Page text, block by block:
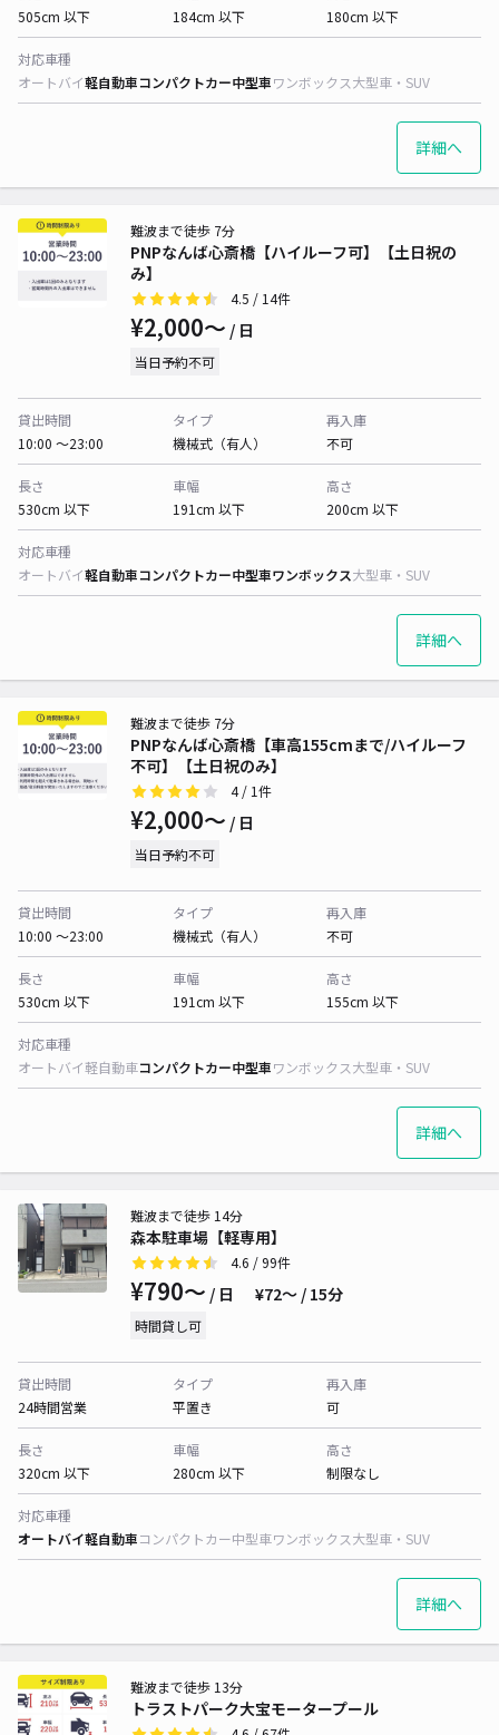
505cm 以下
184cm 以下
180cm 以下
対応車種
オートバイ軽自動車コンパクトカー中型車ワンボックス大型車・SUV
詳細へ
PNPなんば心斎橋【ハイルーフ可】【土日祝の
み】
難波まで徒歩 7分
4.5 / 14件
¥2,000〜 / 日
当日予約不可
貸出時間
10:00 〜23:00
タイプ
機械式（有人）
再入庫
不可
長さ
530cm 以下
車幅
191cm 以下
高さ
200cm 以下
対応車種
オートバイ軽自動車コンパクトカー中型車ワンボックス大型車・SUV
詳細へ
PNPなんば心斎橋【車高155cmまで/ハイルーフ
不可】【土日祝のみ】
難波まで徒歩 7分
4/ 1件
¥2,000〜 / 日
当日予約不可
貸出時間
10:00 〜23:00
タイプ
機械式（有人）
再入庫
不可
長さ
530cm 以下
車幅
191cm 以下
高さ
155cm 以下
対応車種
オートバイ軽自動車コンパクトカー中型車ワンボックス大型車・SUV
詳細へ
森本駐車場【軽専用】
難波まで徒歩 14分
4.6 / 99件
¥790〜 / 日 ¥72〜 / 15分
時間貸し可
貸出時間
24時間営業
タイプ
平置き
再入庫
可
長さ
320cm 以下
車幅
280cm 以下
高さ
制限なし
対応車種
オートバイ軽自動車コンパクトカー中型車ワンボックス大型車・SUV
詳細へ
トラストパーク大宝モータープール
難波まで徒歩 13分